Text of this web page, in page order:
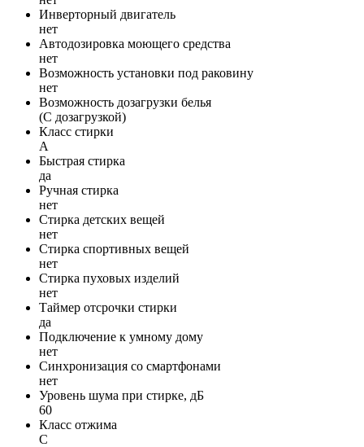
Инверторный двигатель
нет
Автодозировка моющего средства
нет
Возможность установки под раковину
нет
Возможность дозагрузки белья
(С дозагрузкой)
Класс стирки
A
Быстрая стирка
да
Ручная стирка
нет
Стирка детских вещей
нет
Стирка спортивных вещей
нет
Стирка пуховых изделий
нет
Таймер отсрочки стирки
да
Подключение к умному дому
нет
Синхронизация со смартфонами
нет
Уровень шума при стирке, дБ
60
Класс отжима
C